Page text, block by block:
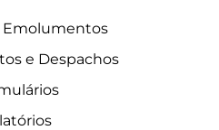
Emolumentos
e Despachos